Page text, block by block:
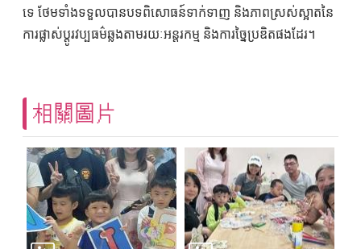
ទេ ថែមទាំងទទួលបានបទពិសោធន៍ទាក់ទាញ និងភាពស្រស់ស្អាតនៃ
ការផ្លាស់ប្តូរវប្បធម៌ឆ្លងតាមរយៈអន្តរកម្ម និងការច្នៃប្រឌិតផងដែរ។
相關圖片